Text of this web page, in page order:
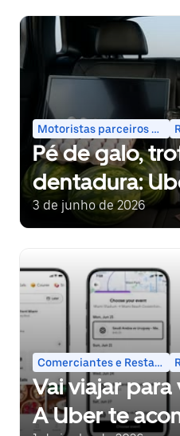
Motoristas parceiros e entregadores
Pé de galo,
dentadura:
de objetos
3 de junho de 2026
Comerciantes e Restaurantes
Vai viajar para
A Uber te